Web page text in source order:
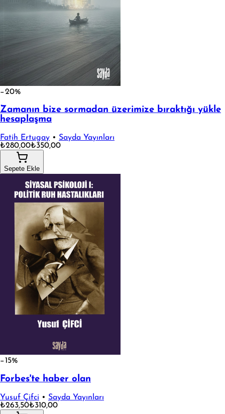
−20%
Zamanın bize sormadan üzerimize bıraktığı yükle
hesaplaşma
Fatih Ertugay • Sayda Yayınları
₺280,00₺350,00
Sepete Ekle
−15%
Forbes'te haber olan
Yusuf Çifci • Sayda Yayınları
₺263,50₺310,00